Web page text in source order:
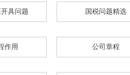
具问题 国税问题精选
作用 公司章程